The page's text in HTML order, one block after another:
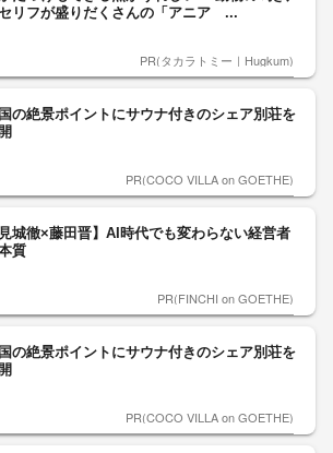
リフが盛りだくさんの「アニア ...
PR(タカラトミー｜Hugkum)
の絶景ポイントにサウナ付きのシェア別荘を
PR(COCO VILLA on GOETHE)
見城徹×藤田晋】AI時代でも変わらない経営者
質
PR(FINCHI on GOETHE)
の絶景ポイントにサウナ付きのシェア別荘を
PR(COCO VILLA on GOETHE)